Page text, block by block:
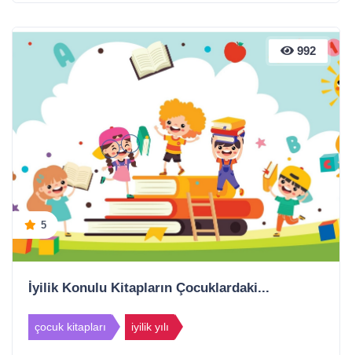
992
5
İyilik Konulu Kitapların Çocuklardaki...
çocuk kitapları iyilik yılı